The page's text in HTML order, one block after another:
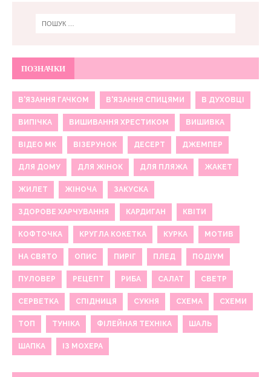
ПОЗНАЧКИ
В'ЯЗАННЯ ГАЧКОМ В'ЯЗАННЯ СПИЦЯМИ В ДУХОВЦІ
ВИПІЧКА ВИШИВАННЯ ХРЕСТИКОМ ВИШИВКА
ВІДЕО МК ВІЗЕРУНОК ДЕСЕРТ ДЖЕМПЕР
ДЛЯ ДОМУ ДЛЯ ЖІНОК ДЛЯ ПЛЯЖА ЖАКЕТ
ЖИЛЕТ ЖІНОЧА ЗАКУСКА
ЗДОРОВЕ ХАРЧУВАННЯ КАРДИГАН КВІТИ
КОФТОЧКА КРУГЛА КОКЕТКА КУРКА МОТИВ
НА СВЯТО ОПИС ПИРІГ ПЛЕД ПОДІУМ
ПУЛОВЕР РЕЦЕПТ РИБА САЛАТ СВЕТР
СЕРВЕТКА СПІДНИЦЯ СУКНЯ СХЕМА СХЕМИ
ТОП ТУНІКА ФІЛЕЙНАЯ ТЕХНІКА ШАЛЬ
ШАПКА ІЗ МОХЕРА